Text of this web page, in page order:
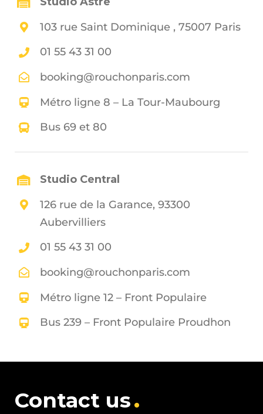
103 rue Saint Dominique , 75007 Paris
01 55 43 31 00
booking@rouchonparis.com
Métro ligne 8 – La Tour-Maubourg
Bus 69 et 80
Studio Central
126 rue de la Garance, 93300
Aubervilliers
01 55 43 31 00
booking@rouchonparis.com
Métro ligne 12 – Front Populaire
Bus 239 – Front Populaire Proudhon
Contact us